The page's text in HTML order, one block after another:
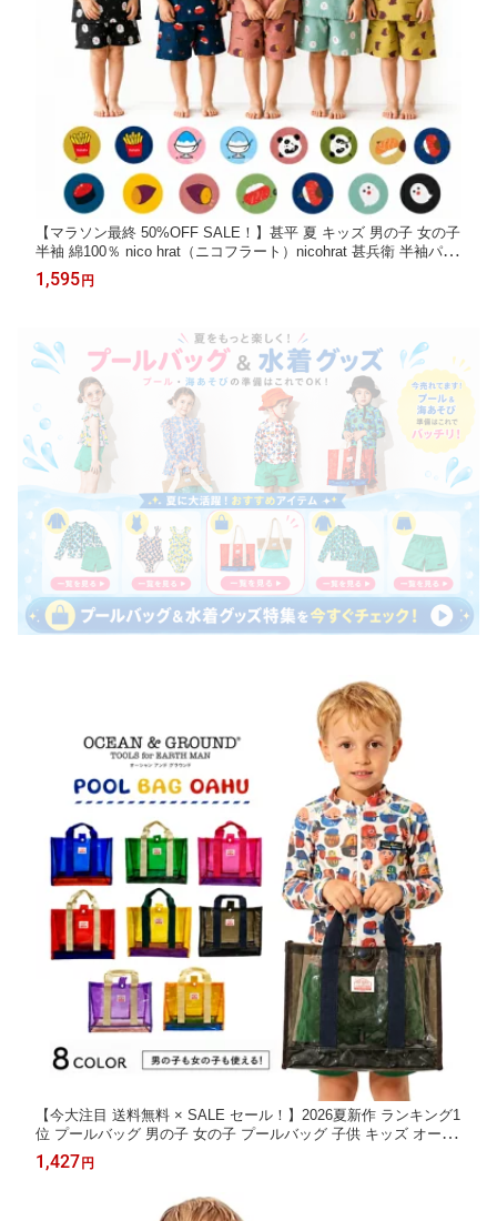
【マラソン最終 50%OFF SALE！】甚平 夏 キッズ 男の子 女の子
半袖 綿100％ nico hrat（ニコフラート）nicohrat 甚兵衛 半袖パジ
ャマ 90cm-130cm 子供 パジャマ 夏 保育園 幼稚園 小学生 夏祭り
花火大会 縁日 夕涼み会 プレゼント ギフト 90 100 110 120 130
1,595円
【今大注目 送料無料 × SALE セール！】2026夏新作 ランキング1
位 プールバッグ 男の子 女の子 プールバッグ 子供 キッズ オーシ
ャンアンドグラウンド OAHU ocean＆ground オーシャン＆グラウ
ンド ビーチバッグ 水泳バッグ スイムバッグ プールBAG 小学生
1,427 円